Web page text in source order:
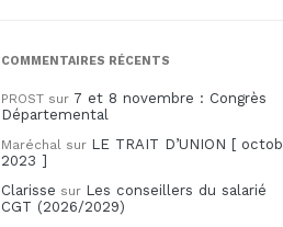
COMMENTAIRES RÉCENTS
PROST sur 7 et 8 novembre : Congrès
Départemental
Maréchal sur LE TRAIT D’UNION [
2023 ]
Clarisse sur Les conseillers du salarié
CGT (2026/2029)